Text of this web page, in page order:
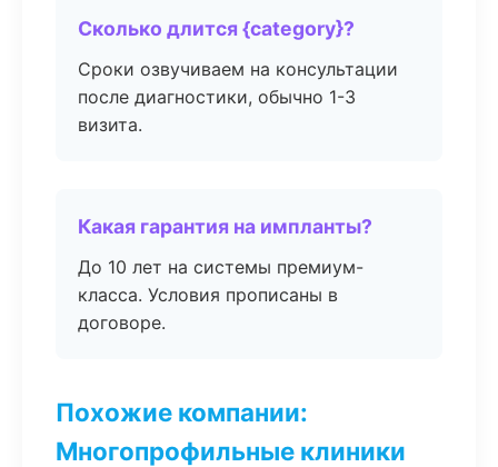
Сколько длится {category}?
Сроки озвучиваем на консультации
после диагностики, обычно 1-3
визита.
Какая гарантия на импланты?
До 10 лет на системы премиум-
класса. Условия прописаны в
договоре.
Похожие компании:
Многопрофильные клиники